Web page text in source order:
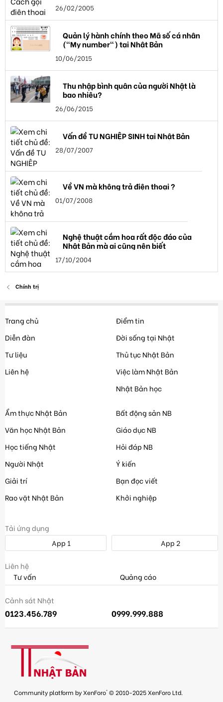
26/02/2005
Quản lý hành chính theo Mã số cá nhân
("My number") tại Nhật Bản
10/06/2015
Thu nhập bình quân của người Nhật là
bao nhiêu?
26/06/2015
Vấn đề TU NGHIỆP SINH tại Nhật Bản
28/07/2007
Về VN mà không trả điện thoại ?
01/07/2008
Nghệ thuật cắm hoa rất độc đáo của
Nhật Bản mà ai cũng nên biết
17/10/2004
Chính trị
Trang chủ
Diễn đàn
Tư liệu
Liên hệ
Điểm tin
Đời sống tại Nhật
Thủ tục Nhật Bản
Việc làm Nhật Bản
Nhật Bản học
Ẩm thực Nhật Bản
Văn học Nhật Bản
Học tiếng Nhật
Người Nhật
Giải trí
Rao vặt Nhật Bản
Bất động sản NB
Giáo dục NB
Hỏi đáp NB
Ý kiến
Bạn đọc viết
Khởi nghiệp
Tải ứng dụng
App 1
App 2
Liên hệ
Tư vấn
Quảng cáo
Cảnh sát Nhật
0123.456.789 0999.999.888
Community platform by XenForo® © 2010-2025 XenForo Ltd.